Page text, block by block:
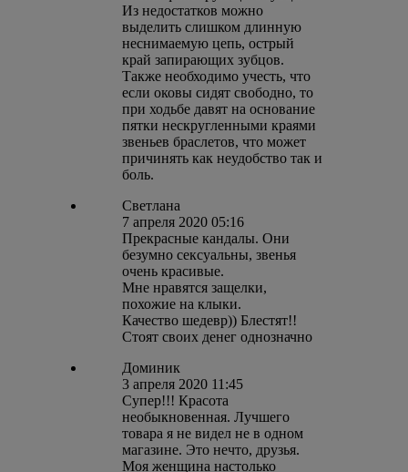
Из недостатков можно
выделить слишком длинную
неснимаемую цепь, острый
край запирающих зубцов.
Также необходимо учесть, что
если оковы сидят свободно, то
при ходьбе давят на основание
пятки нескругленными краями
звеньев браслетов, что может
причинять как неудобство так и
боль.
Светлана
7 апреля 2020 05:16
Прекрасные кандалы. Они
безумно сексуальны, звенья
очень красивые.
Мне нравятся защелки,
похожие на клыки.
Качество шедевр)) Блестят!!
Стоят своих денег однозначно
Доминик
3 апреля 2020 11:45
Супер!!! Красота
необыкновенная. Лучшего
товара я не видел не в одном
магазине. Это нечто, друзья.
Моя женщина настолько